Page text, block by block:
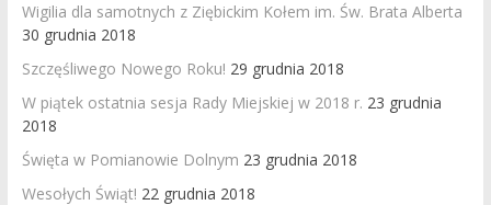
Wigilia dla samotnych z Ziębickim Kołem im. Św. Brata Alberta
30 grudnia 2018
Szczęśliwego Nowego Roku! 29 grudnia 2018
W piątek ostatnia sesja Rady Miejskiej w 2018 r. 23 grudnia
2018
Święta w Pomianowie Dolnym 23 grudnia 2018
Wesołych Świąt! 22 grudnia 2018